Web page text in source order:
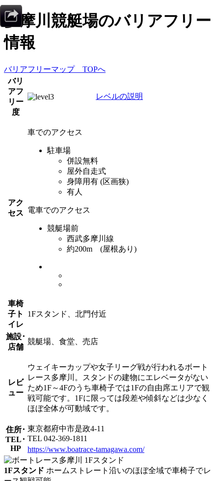
多摩川競艇場のバリアフリー
情報
バリアフリーマップ TOPへ
バリ
アフ
リー
度
レベルの説明
アク
セス
車でのアクセス
駐車場
併設無料
屋外自走式
身障用有 (区画狭)
有人
電車でのアクセス
競艇場前
西武多摩川線
約200m (屋根あり)
車椅
子ト
イレ
1Fスタンド、北門付近
施設･
店舗
競艇場、食堂、売店
レビ
ュー
ウェイキーカップや女子リーグ戦が行われるボート
レース多摩川。スタンドの建物にエレベータがない
ため1F～4Fのうち車椅子では1Fの自由席エリアで観
戦可能です。1Fに限っては段差や傾斜などは少なく
ほぼ全体が可動域です。
住所･
TEL･
HP
東京都府中市是政4-11
TEL 042-369-1811
https://www.boatrace-tamagawa.com/
1Fスタンド ホームストレート沿いのほぼ全域で車椅子でレ